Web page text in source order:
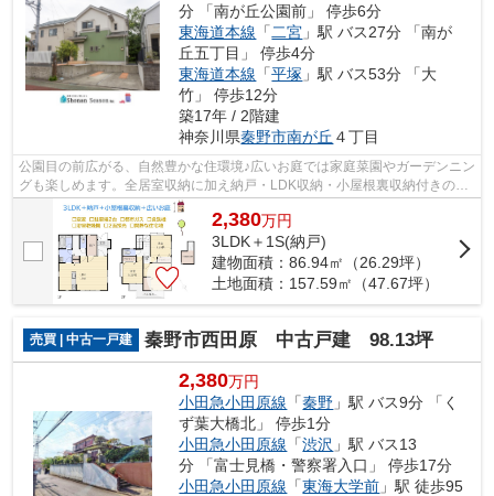
分 「南が丘公園前」 停歩6分
東海道本線 「 二宮 」駅 バス27分 「南が
丘五丁目」 停歩4分
東海道本線 「平塚 」駅 バス53分 「大
竹」 停歩12分
築17年 / 2階建
神奈川県秦野市南が丘 ４丁目
公園目の前広がる、自然豊かな住環境♪広いお庭では家庭菜園やガーデンニン
グも楽しめます。全居室収納に加え納戸・LDK収納・小屋根裏収納付きの収
納豊富な３SLDK◎ 現況空室につき、ぜ...
2,380万円
3LDK＋1S(納戸)
建物面積：86.94㎡（26.29坪）
土地面積：157.59㎡（47.67坪）
売買 | 中古一戸建 秦野市西田原 中古戸建 98.13坪
2,380万円
小田急小田原線 「秦野 」駅 バス9分 「く
ず葉大橋北」 停歩1分
小田急小田原線 「渋沢 」駅 バス13
分 「富士見橋・警察署入口」 停歩17分
小田急小田原線 「東海大学前 」駅 徒歩95